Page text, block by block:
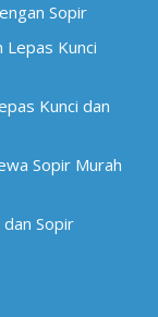
Sopir
Lepas Kunci
Kunci dan
Sopir Murah
Sopir